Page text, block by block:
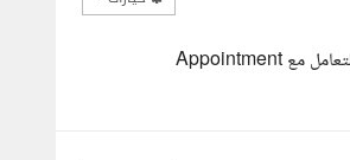
السلام عليكم أستاذ سامر ، اشتغلت على GHL وعندي خبرة في ربط واتساب داخل المنصة، بالإضافة إلى التعامل مع Appointment